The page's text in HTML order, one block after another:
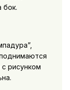
бок.
рисунком